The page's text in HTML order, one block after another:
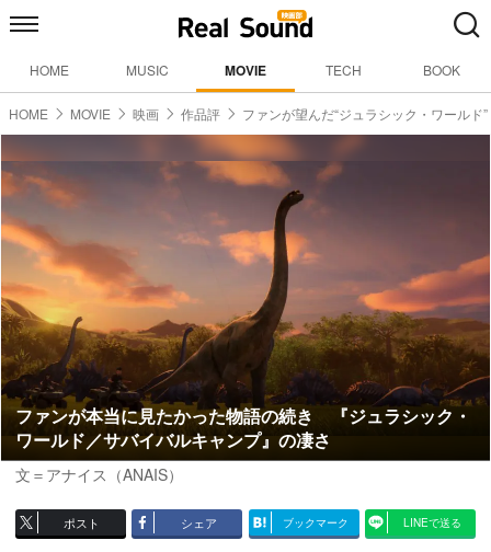
HOME MUSIC MOVIE TECH BOOK
HOME MOVIE 映画 作品評 ファンが望んだ“ジュラシック・ワールド”
ファンが本当に見たかった物語の続き 『ジュラシック・
ワールド／サバイバルキャンプ』の凄さ
文＝アナイス（ANAIS）
ポスト シェア ブックマーク LINEで送る